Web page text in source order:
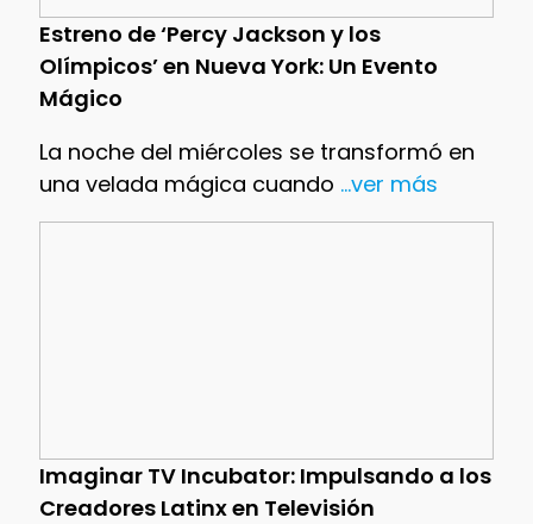
Estreno de ‘Percy Jackson y los
Olímpicos’ en Nueva York: Un Evento
Mágico
La noche del miércoles se transformó en
una velada mágica cuando ...ver más
Imaginar TV Incubator: Impulsando a los
Creadores Latinx en Televisión